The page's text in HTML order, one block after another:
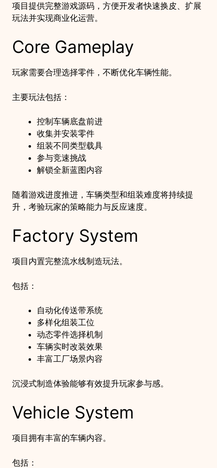
项目提供完整游戏源码，方便开发者快速换皮、扩展
玩法并实现商业化运营。
Core Gameplay
玩家需要合理选择零件，不断优化车辆性能。
主要玩法包括：
控制车辆底盘前进
收集并安装零件
组装不同类型载具
参与竞速挑战
解锁全新蓝图内容
随着游戏进度推进，车辆类型和组装难度将持续提
升，考验玩家的策略能力与反应速度。
Factory System
项目内置完整流水线制造玩法。
包括：
自动化传送带系统
多样化组装工位
动态零件选择机制
车辆实时改装效果
丰富工厂场景内容
沉浸式制造体验能够有效提升玩家参与感。
Vehicle System
项目拥有丰富的车辆内容。
包括：